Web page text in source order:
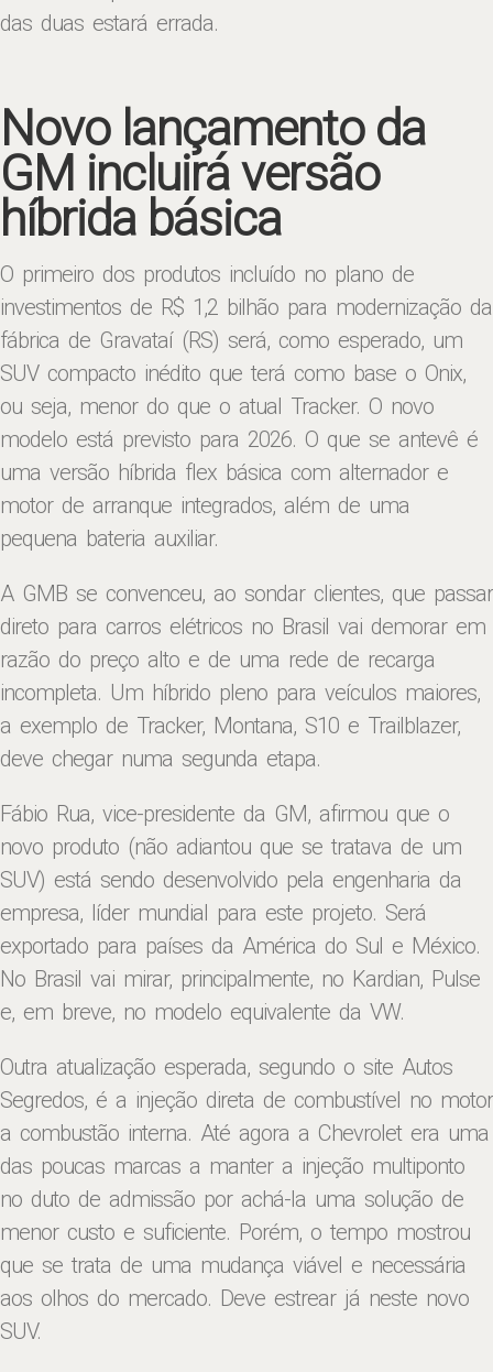
das duas estará errada.
Novo lançamento da
GM incluirá versão
híbrida básica
O primeiro dos produtos incluído no plano de
investimentos de R$ 1,2 bilhão para modernização da
fábrica de Gravataí (RS) será, como esperado, um
SUV compacto inédito que terá como base o Onix,
ou seja, menor do que o atual Tracker. O novo
modelo está previsto para 2026. O que se antevê é
uma versão híbrida flex básica com alternador e
motor de arranque integrados, além de uma
pequena bateria auxiliar.
A GMB se convenceu, ao sondar clientes, que passar
direto para carros elétricos no Brasil vai demorar em
razão do preço alto e de uma rede de recarga
incompleta. Um híbrido pleno para veículos maiores,
a exemplo de Tracker, Montana, S10 e Trailblazer,
deve chegar numa segunda etapa.
Fábio Rua, vice-presidente da GM, afirmou que o
novo produto (não adiantou que se tratava de um
SUV) está sendo desenvolvido pela engenharia da
empresa, líder mundial para este projeto. Será
exportado para países da América do Sul e México.
No Brasil vai mirar, principalmente, no Kardian, Pulse
e, em breve, no modelo equivalente da VW.
Outra atualização esperada, segundo o site Autos
Segredos, é a injeção direta de combustível no motor
a combustão interna. Até agora a Chevrolet era uma
das poucas marcas a manter a injeção multiponto
no duto de admissão por achá-la uma solução de
menor custo e suficiente. Porém, o tempo mostrou
que se trata de uma mudança viável e necessária
aos olhos do mercado. Deve estrear já neste novo
SUV.